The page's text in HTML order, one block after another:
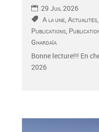
29 Juil 2026
A la une ,Actualités
Publications
Ghardaïa
Bonne lecture!!! En
2026